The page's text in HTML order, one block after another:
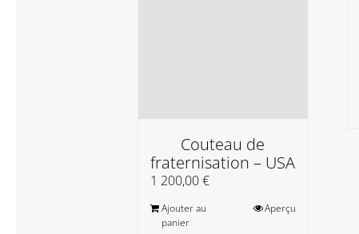
Couteau de
fraternisation – USA
1 200,00€
Ajouter au
panier
Aperçu